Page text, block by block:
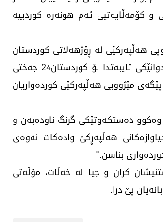
کۆمەڵایەتیی ئەم هونەرە کوردییە
کە 30 ساڵ لەمەوبەر گرووپی هەڵپەرکێی لە ڕۆژهەلاتی کوردستان
دروست کرد و لە فێستیڤاڵە جیهانییەکاندا بەشدار بوو، لە لێدوانێکی تایبەتدا بۆ کوردستان24 جەختی
مێژوویی هەڵپەرکێی کوردەواریان
وەکوو دەستکەوتێکی گرنگ ناودەبەن و
هەڵپەڕکێ وادەکات نەوەی
بناسن."
کران و جیا لە خەڵات، مۆڵەتی
پێ درا.